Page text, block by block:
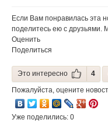
Если Вам понравилась эта
поделитесь ею с друзьями.
Оценить
Поделиться
Это интересно
4
Пожалуйста, оцените
Уже поделились: 0